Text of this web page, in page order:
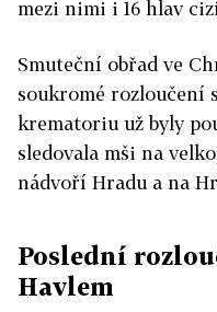
mezi nimi i 16 hlav
Smuteční obřad ve
soukromé rozloučení
krematoriu už byly
sledovala mši na
nádvoří Hradu a na
Poslední
Havlem